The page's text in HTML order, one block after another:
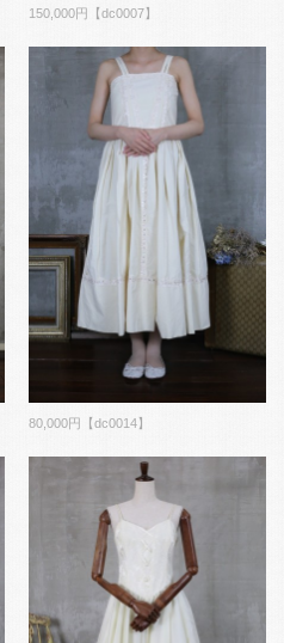
150,000円【dc0007】
80,000円【dc0014】